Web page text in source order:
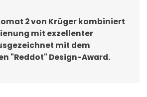
2 von Krüger kombiniert
mit exzellenter
mit dem
"Reddot" Design-Award.